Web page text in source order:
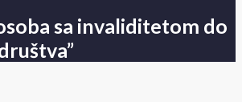
sa invaliditetom do